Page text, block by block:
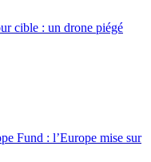
cible : un drone piégé
Fund : l’Europe mise sur